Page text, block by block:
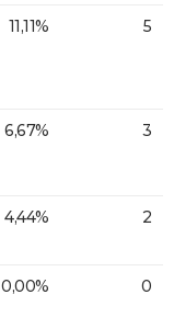
11,11% 5
6,67% 3
4,44% 2
0,00% 0